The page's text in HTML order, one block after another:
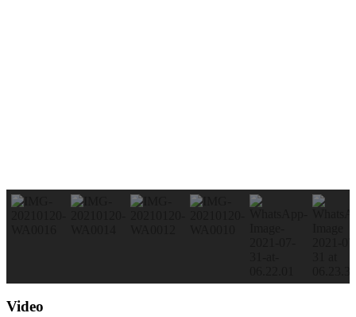
Video